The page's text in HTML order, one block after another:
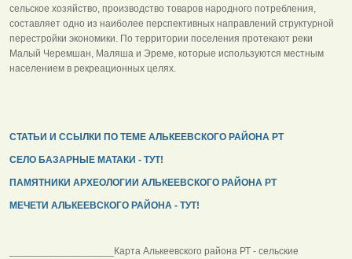
сельское хозяйство, производство товаров народного потребления,
составляет одно из наиболее перспективных направлений структурной
перестройки экономики. По территории поселения протекают реки
Малый Черемшан, Маляша и Эреме, которые используются местным
населением в рекреационных целях.
СТАТЬИ И ССЫЛКИ ПО ТЕМЕ АЛЬКЕЕВСКОГО РАЙОНА РТ
СЕЛО БАЗАРНЫЕ МАТАКИ - ТУТ!
ПАМЯТНИКИ АРХЕОЛОГИИ АЛЬКЕЕВСКОГО РАЙОНА РТ
МЕЧЕТИ АЛЬКЕЕВСКОГО РАЙОНА - ТУТ!
___________________Карта Алькеевского района РТ - сельские